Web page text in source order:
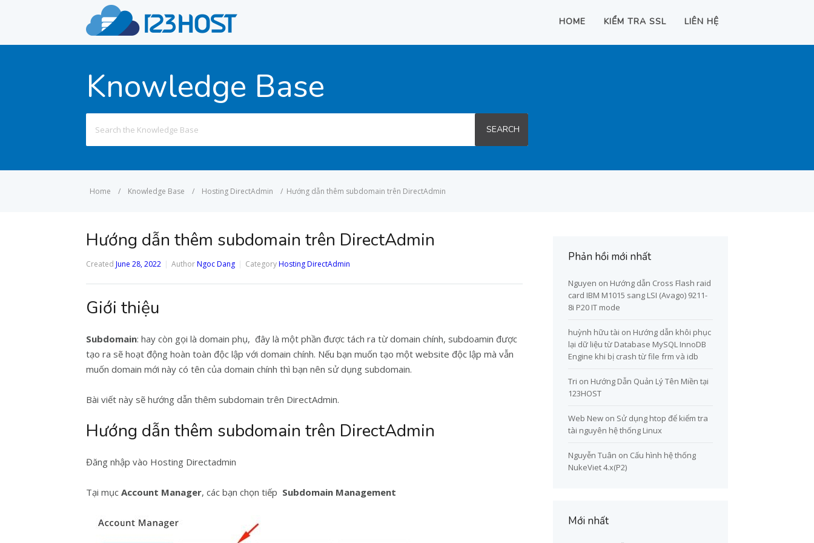
HOME KIỂM TRA SSL LIÊN HỆ
Knowledge Base
for:
SEARCH
Home / Knowledge Base / Hosting DirectAdmin / Hướng dẫn thêm subdomain trên DirectAdmin
Hướng dẫn thêm subdomain trên DirectAdmin
Created June 28, 2022 AuthorNgoc Dang CategoryHosting DirectAdmin
Giới thiệu
Subdomain: hay còn gọi là domain phụ, đây là một phần được tách ra từ domain chính, subdoamin được
tạo ra sẽ hoạt động hoàn toàn độc lập với domain chính. Nếu bạn muốn tạo một website độc lập mà vẫn
muốn domain mới này có tên của domain chính thì bạn nên sử dụng subdomain.
Bài viết này sẽ hướng dẫn thêm subdomain trên DirectAdmin.
Hướng dẫn thêm subdomain trên DirectAdmin
Đăng nhập vào Hosting Directadmin
Tại mục Account Manager, các bạn chọn tiếp Subdomain Management
Phản hồi mới nhất
Nguyen on Hướng dẫn Cross Flash raid
card IBM M1015 sang LSI (Avago) 9211-
8i P20 IT mode
huỳnh hữu tài on Hướng dẫn khôi phục
lại dữ liệu từ Database MySQL InnoDB
Engine khi bị crash từ file frm và idb
Tri on Hướng Dẫn Quản Lý Tên Miền tại
123HOST
Web Newon Sử dụng htop để kiểm tra
tài nguyên hệ thống Linux
Nguyễn Tuân on Cấu hình hệ thống
NukeViet 4.x(P2)
Mới nhất